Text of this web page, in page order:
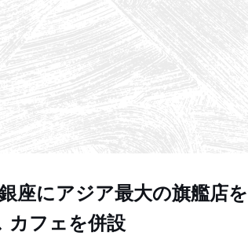
座にアジア最大の旗艦店
カフェを併設